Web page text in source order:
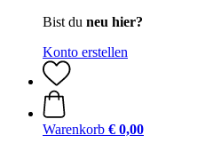
Bist du neu hier?
Konto erstellen
Warenkorb € 0,00